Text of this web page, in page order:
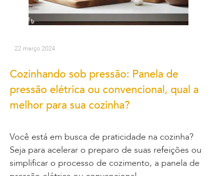
22 março 2024
Cozinhando sob pressão: Panela de
pressão elétrica ou convencional, qual a
melhor para sua cozinha?
Você está em busca de praticidade na cozinha?
Seja para acelerar o preparo de suas refeições ou
simplificar o processo de cozimento, a panela de